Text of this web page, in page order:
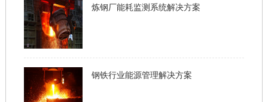
炼钢厂能耗监测系统解决方案
钢铁行业能源管理解决方案